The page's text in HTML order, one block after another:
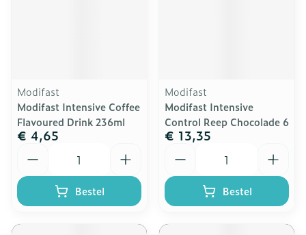
Modifast
Modifast Intensive Coffee
Flavoured Drink 236ml
€ 4,65
Bestel
Modifast
Modifast Intensive
Control Reep Chocolade 6
€ 13,35
Bestel